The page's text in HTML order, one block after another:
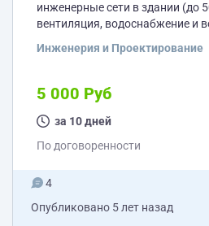
инженерные сети в здании (до
вентиляция, водоснабжение и
проработки - ТЗ для смежников
быстро ввести в курс дела.
задача максимально доступная.
Инженерия и Проектирование
5 000 Руб
за 10 дней
По договоренности
4
Опубликовано 5 лет назад